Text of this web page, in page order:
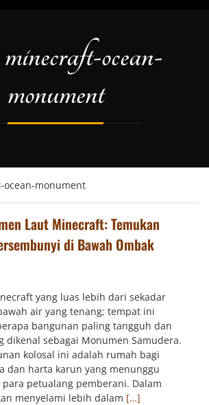
ocean-
monument
ocean-monument
Laut Minecraft: Temukan
di Bawah Ombak
yang luas lebih dari sekadar
air yang tenang; tempat ini
bangunan paling tangguh dan
dikenal sebagai Monumen Samudera.
kolosal ini adalah rumah bagi
dan harta karun yang menunggu
petualang pemberani. Dalam
menyelami lebih dalam […]